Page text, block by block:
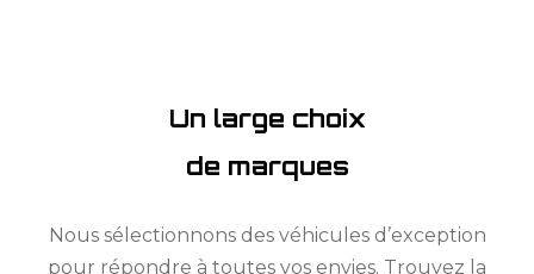
Un large choix
de marques
Nous sélectionnons des véhicules d’exception
pour répondre à toutes vos envies. Trouvez la